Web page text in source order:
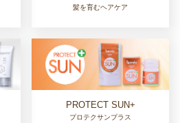
髪を育むヘアケア
PROTECT SUN+
プロテクサンプラス